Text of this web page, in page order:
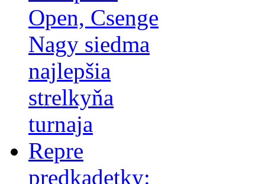
Open, Csenge
Nagy siedma
najlepšia
strelkyňa
turnaja
Repre
predkadetky: